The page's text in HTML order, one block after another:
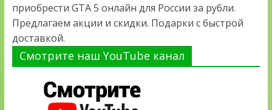
приобрести GTA 5 онлайн для России за рубли.
Предлагаем акции и скидки. Подарки с быстрой
доставкой.
Смотрите наш YouTube канал